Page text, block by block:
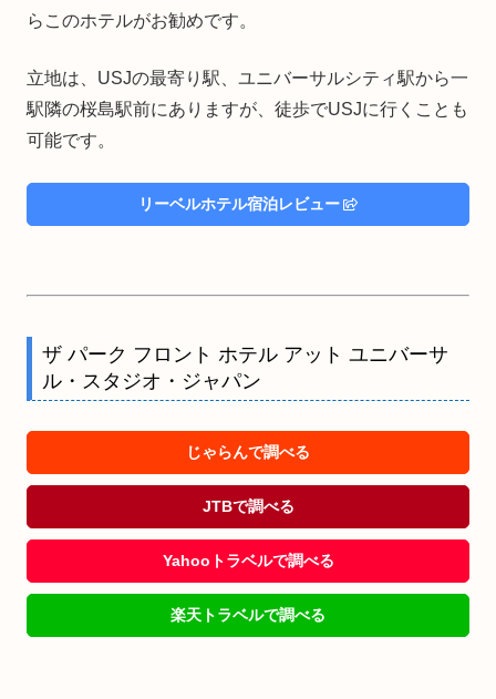
らこのホテルがお勧めです。
立地は、USJの最寄り駅、ユニバーサルシティ駅から一
駅隣の桜島駅前にありますが、徒歩でUSJに行くことも
可能です。
リーベルホテル宿泊レビュー
ザ パーク フロント ホテル アット ユニバーサ
ル・スタジオ・ジャパン
じゃらんで調べる
JTBで調べる
Yahooトラベルで調べる
楽天トラベルで調べる